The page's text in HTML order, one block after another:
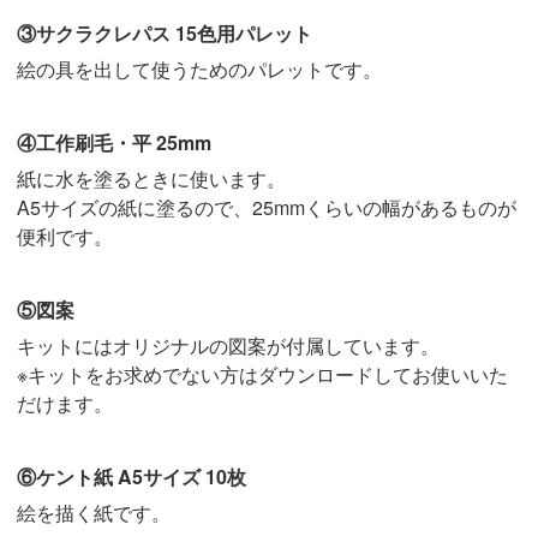
③サクラクレパス 15色用パレット
絵の具を出して使うためのパレットです。
④工作刷毛・平 25mm
紙に水を塗るときに使います。
A5サイズの紙に塗るので、25mmくらいの幅があるものが
便利です。
⑤図案
キットにはオリジナルの図案が付属しています。
※キットをお求めでない方はダウンロードしてお使いいた
だけます。
⑥ケント紙 A5サイズ 10枚
絵を描く紙です。